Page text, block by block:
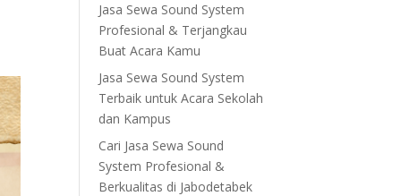
Jasa Sewa Sound System
Profesional & Terjangkau
Buat Acara Kamu
Jasa Sewa Sound System
Terbaik untuk Acara Sekolah
dan Kampus
Cari Jasa Sewa Sound
System Profesional &
Berkualitas di Jabodetabek